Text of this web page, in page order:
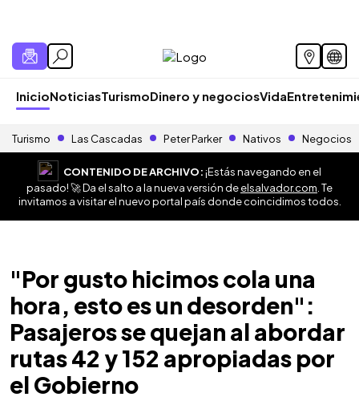
InicioNoticiasTurismoDinero y negociosVida
Turismo Las Cascadas Peter Parker Nativos Negocios
CONTENIDO DE ARCHIVO:¡Estás navegando en el
pasado! 🚀 Da el salto a la nueva versión deelsalvador.com . Te
invitamos a visitar el nuevo portal país donde coincidimos todos.
"Por gusto hicimos cola una
hora, esto es un desorden":
Pasajeros se quejan al abordar
rutas 42 y 152 apropiadas por
el Gobierno